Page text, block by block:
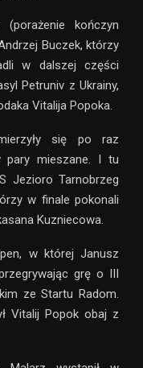
kończyn
Buczek, którzy
w dalszej części
Petruniv z Ukrainy,
Vitalija Popoka.
się po raz
pary mieszane. I tu
Jezioro Tarnobrzeg
w finale pokonali
Kuzniecowa.
w której Janusz
grę o III
ze Startu Radom.
Vitalij Popok obaj z